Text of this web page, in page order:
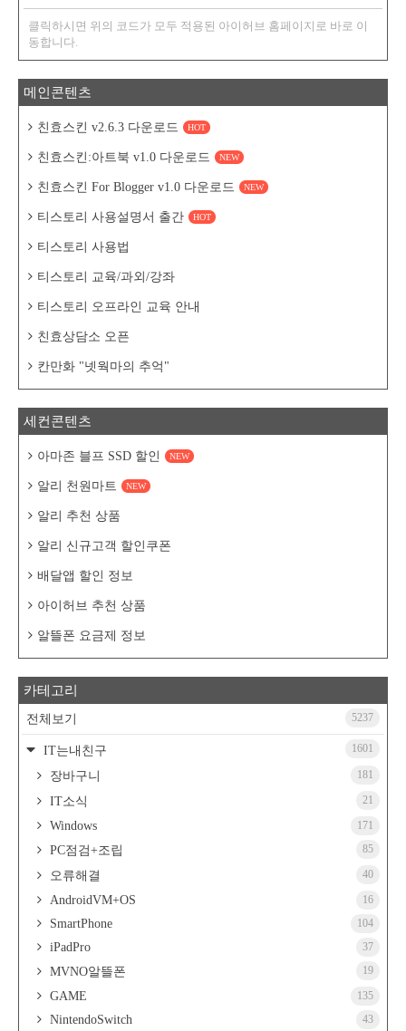
클릭하시면 위의 코드가 모두 적용된 아이허브 홈페이지로 바로 이
동합니다.
메인콘텐츠
친효스킨 v2.6.3 다운로드 HOT
친효스킨:아트북 v1.0 다운로드 NEW
친효스킨 For Blogger v1.0 다운로드 NEW
티스토리 사용설명서 출간 HOT
티스토리 사용법
티스토리 교육/과외/강좌
티스토리 오프라인 교육 안내
친효상담소 오픈
칸만화 "넷웍마의 추억"
세컨콘텐츠
아마존 블프 SSD 할인 NEW
알리 천원마트 NEW
알리 추천 상품
알리 신규고객 할인쿠폰
배달앱 할인 정보
아이허브 추천 상품
알뜰폰 요금제 정보
카테고리
전체보기 5237
IT는내친구 1601
장바구니 181
IT소식 21
Windows 171
PC점검+조립 85
오류해결 40
AndroidVM+OS 16
SmartPhone 104
iPadPro 37
MVNO알뜰폰 19
GAME 135
NintendoSwitch 43